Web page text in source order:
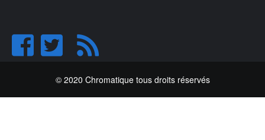
© 2020 Chromatique tous droits réservés